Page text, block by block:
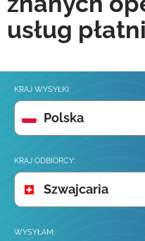
usług
KRAJ WYSYŁKI:
Polska
KRAJ ODBIORCY:
Szwajcaria
WYSYŁAM: